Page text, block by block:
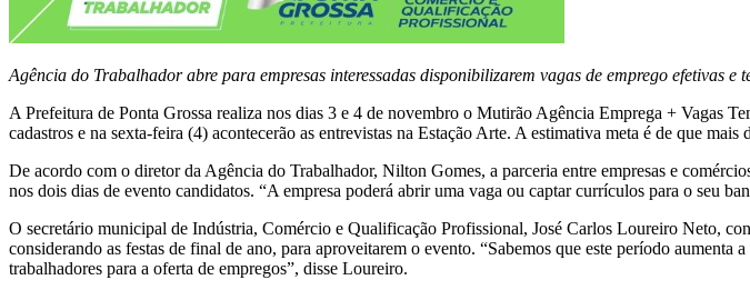
Agência do Trabalhador abre para empresas interessadas disponibilizarem vagas de emprego efetivas e
A Prefeitura de Ponta Grossa realiza nos dias 3 e 4 de novembro o Mutirão Agência Emprega + Vagas
cadastros e na sexta-feira (4) acontecerão as entrevistas na Estação Arte. A estimativa meta é de que
De acordo com o diretor da Agência do Trabalhador, Nilton Gomes, a parceria entre empresas e
nos dois dias de evento candidatos. “A empresa poderá abrir uma vaga ou captar currículos para o seu
O secretário municipal de Indústria, Comércio e Qualificação Profissional, José Carlos Loureiro Neto,
considerando as festas de final de ano, para aproveitarem o evento. “Sabemos que este período
trabalhadores para a oferta de empregos”, disse Loureiro.